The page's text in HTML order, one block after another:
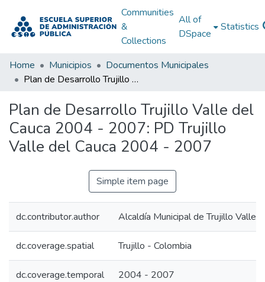
Communities
&
Collections
All of
DSpace
Statistics
Home Municipios
Documentos Municipales
Plan de Desarrollo Trujillo Valle del Cauca 2004 - 2007: PD Trujillo Valle del Cauca 2004 - 2007
Plan de Desarrollo Trujillo Valle del
Cauca 2004 - 2007: PD Trujillo
Valle del Cauca 2004 - 2007
Simple item page
dc.contributor.author Alcaldía Municipal de Trujillo Valle
dc.coverage.spatial Trujillo - Colombia
dc.coverage.temporal 2004 - 2007